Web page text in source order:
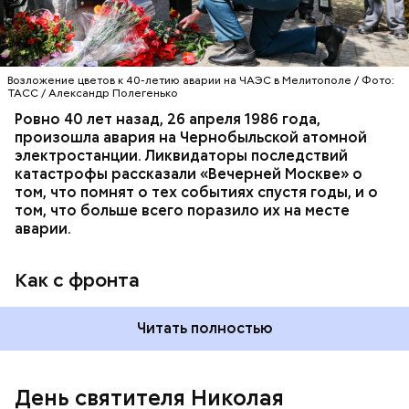
Возложение цветов к 40-летию аварии на ЧАЭС в Мелитополе / Фото:
ТАСС / Александр Полегенько
Ровно 40 лет назад, 26 апреля 1986 года,
произошла авария на Чернобыльской атомной
электростанции. Ликвидаторы последствий
катастрофы рассказали «Вечерней Москве» о
том, что помнят о тех событиях спустя годы, и о
том, что больше всего поразило их на месте
аварии.
Как с фронта
Читать полностью
День святителя Николая
Как рассказывает Житие, преподобный родился в
христианской религией и рано принял решение
посвятить свою жизнь Богу. Целыми днями отрок
проводил в храме, а по вечерам молился и читал
книги. Его дядя, епископ Николай Патарский, видя
такое усердие, сделал юношу чтецом, а затем и
полученные в наследство от родителей, Николай
отдал на дела милосердия. Со временем Николай
Как гласит предание, совершая паломничество в
Иерусалим, Николай Чудотворец по просьбе
отчаявшихся путников молитвой успокоил
разбушевавшееся море.